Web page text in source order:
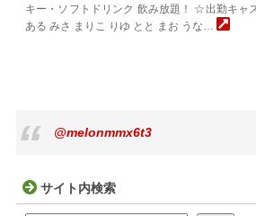
キー・ソフトドリンク 飲み放題！ ☆出勤キャ
ある みさ まりこ りゆ とと まお うな…
@melonmmx6t3
サイト内検索